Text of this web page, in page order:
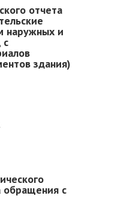
отчета
наружных и
с
здания)
обращения с